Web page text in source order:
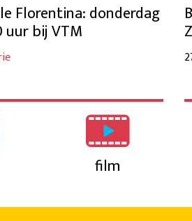
Florentina: donderdag
uur bij VTM
film